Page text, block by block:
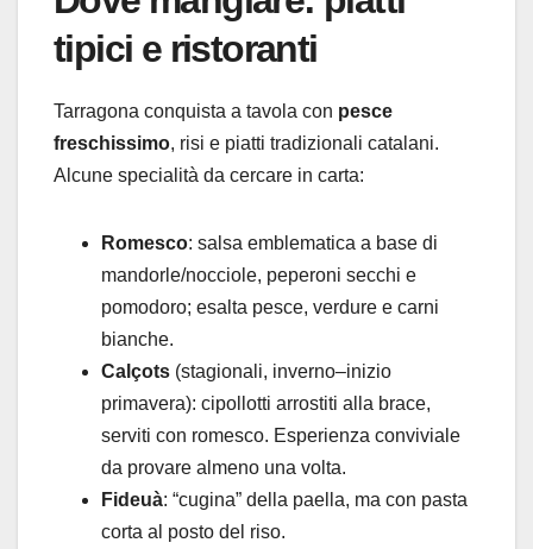
tipici e ristoranti
Tarragona conquista a tavola con pesce
freschissimo, risi e piatti tradizionali catalani.
Alcune specialità da cercare in carta:
Romesco: salsa emblematica a base di
mandorle/nocciole, peperoni secchi e
pomodoro; esalta pesce, verdure e carni
bianche.
Calçots (stagionali, inverno–inizio
primavera): cipollotti arrostiti alla brace,
serviti con romesco. Esperienza conviviale
da provare almeno una volta.
Fideuà: “cugina” della paella, ma con pasta
corta al posto del riso.